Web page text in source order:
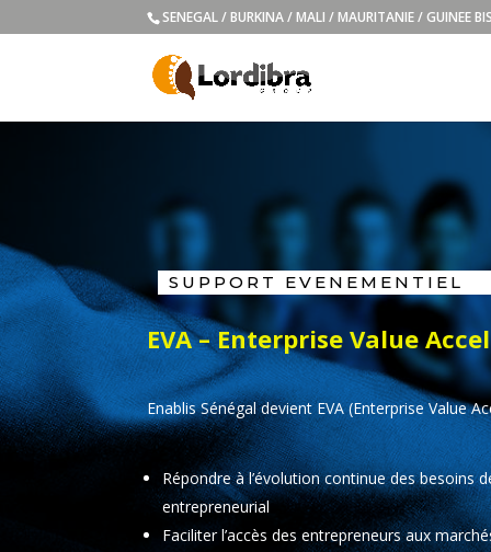
SENEGAL / BURKINA / MALI / MAURITANIE / GUINEE
SUPPORT EVENEMENTIEL
EVA – Enterprise Value
Enablis Sénégal devient EVA (Enterprise Value
Répondre à l’évolution continue des besoins
entrepreneurial
Faciliter l’accès des entrepreneurs aux